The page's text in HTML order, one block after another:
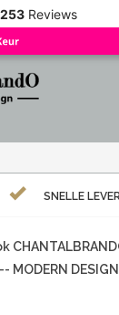
253 Reviews
SNELLE
MODERN